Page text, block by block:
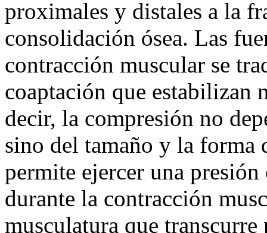
proximales y distales a la
consolidación ósea. Las
contracción muscular se
coaptación que estabilizan
decir, la compresión no
sino del tamaño y la forma
permite ejercer una
durante la contracción
musculatura que